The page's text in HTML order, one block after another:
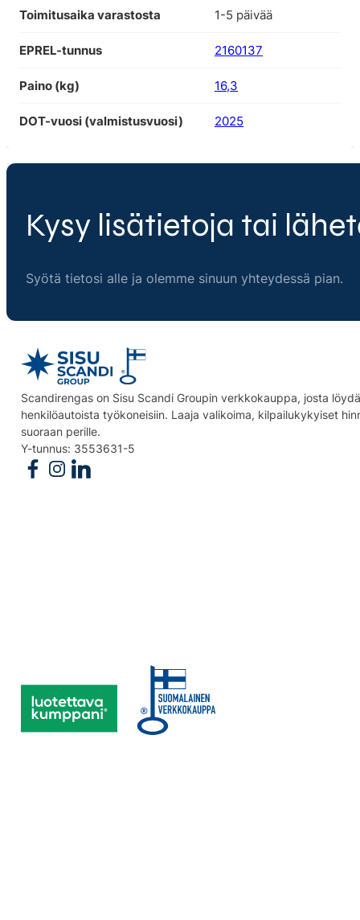
Toimitusaika varastosta 1-5 päivää
EPREL-tunnus 2160137
Paino (kg) 16,3
DOT-vuosi (valmistusvuosi) 2025
Kysy lisätietoja tai
Syötä tietosi alle ja olemme sinuun yhteydessä pian.
Scandirengas on Sisu Scandi Groupin verkkokauppa, josta
henkilöautoista työkoneisiin. Laaja valikoima, kilpailukykyiset
suoraan perille.
Y-tunnus: 3553631-5
Follow us on Facebook
Follow us on Instagram
Follow us on Linkedin